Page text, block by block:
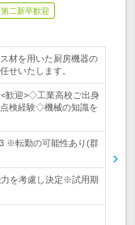
第二新卒歓迎
材を用いた厨房機器の
せいたします。
歓迎>◇工業高校ご出身
検経験◇機械の知識を
※転勤の可能性あり(群
を考慮し決定※試用期